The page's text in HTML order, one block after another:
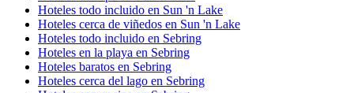
Hoteles todo incluido en Sun 'n Lake
Hoteles cerca de viñedos en Sun 'n Lake
Hoteles todo incluido en Sebring
Hoteles en la playa en Sebring
Hoteles baratos en Sebring
Hoteles cerca del lago en Sebring